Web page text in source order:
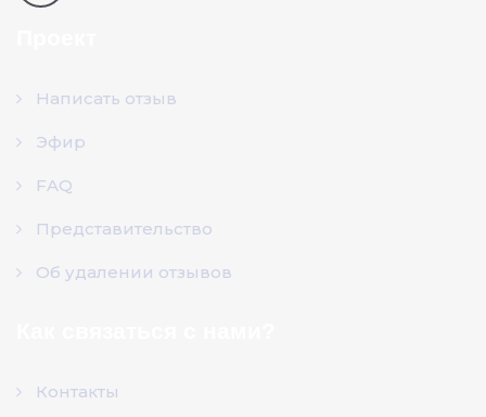
Написать отзыв
Эфир
FAQ
Представительство
Об удалении отзывов
Контакты